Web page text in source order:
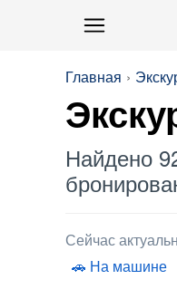
Главная
Найдено
Сейчас
На машине